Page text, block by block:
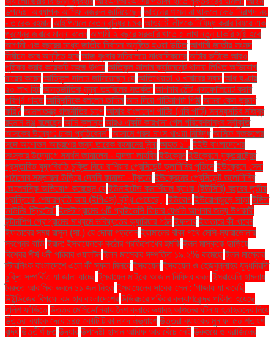
উপদেষ্টা অধ্যাপক আসিফ নজরুল জানিয়েছেন আইনের শাসন না থাকলে কেউ নিরাপদ নয়
- তারেক রহমান আইপিএলে বেতন বৃদ্ধির চমক আওয়ামী লীগকে নিষিদ্ধ করার বিষয়ে এক
প্রশ্নের জবাবে মান্না বলেন আগামী ২ বছরে সরকারি খাতে ৫ লাখ নতুন চাকরি সৃষ্টি হবে
আগামী এক বছরের মধ্যে জাতীয় নির্বাচন অনুষ্ঠিত হওয়া উচিত আগামী জাতীয় সংসদ
নির্বাচন কবে অনুষ্ঠিত হবে আজ বুধবার সচিবালয়ে সাংবাদিকদের আটার রুটিকে আরও
পুষ্টিকর করার কয়েকটি সহজ উপায় আতিকুল সালাম ক্যান্টনমেন্ট থানায় লিখিত অভিযোগ
দায়ের করেন আতিকুল সালাম জানিয়েছেন যে আতিথেয়তা ও খাবারের স্বাদ আধ ঘণ্টায়
২০ লাখ হিট আন্তর্জাতিক মুদ্রা তহবিলের সতর্কতা আপনার ঠোঁট এক্সফোলিয়েট করার
পরিপূর্ণ গাইড আফ্রিদিকে বললেন তামিম আম দিয়ে পাটিসাপটা পিঠা আমরা কেন ভ্রমণ
করি? আমলাতন্ত্র রাজনীতির চাপে আমার বাংলাদেশ পার্টির (এবি পার্টি) সদস্যসচিব মজিবুর
রহমান মঞ্জু বলেছেন আমি ক্লান্ত আরও একটি কারখানা পেল পরিবেশবান্ধব স্বীকৃতি
আসকের উদ্বেগ: ঢাকা প্রতিবেদন" আসামে গরুর মাংস খাওয়া নিষিদ্ধ আসিফ নজরুলের
সঙ্গে অশোভন আচরণের জন্য তারেক রহমানের নিন্দা আহত ১". ইইউ বাংলাদেশের
সংস্কার উদ্যোগে সমর্থন জানালেন - হাদজা লাহবিব ইউক্রেন ইউক্রেনে যুক্তরাষ্ট্রের
প্রস্তাবিত যুদ্ধবিরতি চুক্তি নিয়ে রাশিয়ার প্রেসিডেন্ট ভ্লাদিমির পুতিনে ইউক্রেনে সেনা
পাঠানোর সম্ভাবনা উড়িয়ে দেননি কানাডা - ট্রুডো ইউক্রেনের প্রেসিডেন্ট ভলোদিমির
জেলেনস্কি অভিযোগ করেছেন যে ইউনাইটেড কমার্শিয়াল ব্যাংক (ইউসিবি) বছরের তৃতীয়
প্রান্তিকে শেয়ারপ্রতি আয় (ইপিএস) বৃদ্ধি পেয়েছে। ইউরোপ ইউরোপজুড়ে সাড়া ইঙ্গিত
ডাউনিং স্ট্রিটের" ইনস্টাগ্রামের ৬টি প্রাইভেসি ফিচার যেগুলি আপনার জন্য উপকারী
ইন্টার্নশিপ প্রোগ্রামের মাধ্যমে ভবিষ্যতের ক্যারিয়ার গঠন ইফতার ইফতারে কী খাবেন
ইফতারের সময় রাসুল (সা.) যে দোয়া পড়তেন ইয়ামালের বাঁকা পথে মেসি-ম্যারাডোনার
স্বপ্নের বাড়ি ইরান: ইসরায়েলকে কঠোর প্রতিশোধের হুমকি ইলন মাস্ককে ছাড়িয়ে
বিশ্বের শীর্ষ ধনী পরিবার ওয়ালটন ইলন মাস্কের সম্পত্তি ১৯.২% কমেছে ইলন মাস্কের
স্টারলিংক বাংলাদেশে এলে কী সুফল মিলবে ইসরায়েল ইসরায়েল ও হেজবুল্লাহর যুদ্ধবিরতি
চুক্তি সম্পর্কিত যা জানা যাচ্ছে ইসরায়েল মাইকে আজান নিষিদ্ধ করল ইসরায়েলি হামলায়
বৈরুতে আবাসিক ভবনে ১১ জন নিহত ইসরায়েলের সাবেক সেনা: 'গাজায় যা করেছি
উইন্ডিজের বিপক্ষে বড় হার বাংলাদেশের উড়িরচরে পরিবার কল্যাণকেন্দ্র পরিণত হয়েছে
পুলিশ ফাঁড়িতে উত্তর মেসিডোনিয়ায় নৈশ ক্লাবে ভয়াবহ আগুনের ঘটনায় হতাহতদের নিয়ে
উত্তরা ব্যাংক দেবে ১৪৫ কোটি টাকা নগদ লভ্যাংশ উত্তরা ব্যাংকের মুনাফা ৫০ শতাংশ
বৃদ্ধি উত্তীর্ণ ৮৩ উদ্ধার উপদেষ্টা হাসান আরিফ আর বেঁচে নেই উরুগুয়ে ও ব্রাজিলের